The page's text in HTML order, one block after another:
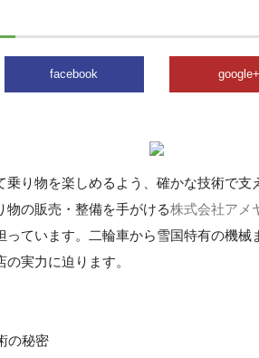
facebook google+
り物を楽しめるよう、確かな技術で
物の販売・整備を手がける株式会社アメ
ています。二輪車から雪国特有の機
実力に迫ります。
の秘密